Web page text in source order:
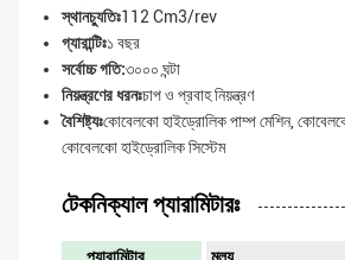
স্থানচ্যুতিঃ112 Cm3/rev
গ্যারান্টিঃ১ বছর
সর্বোচ্চ গতি:৩০০০ ঘন্টা
নিয়ন্ত্রণের ধরনঃচাপ ও প্রবাহ নিয়ন্ত্রণ
বৈশিষ্ট্যঃকোবেলকো হাইড্রোলিক পাম্প মেশিন,
কোবেলকো হাইড্রোলিক সিস্টেম
টেকনিক্যাল প্যারামিটারঃ